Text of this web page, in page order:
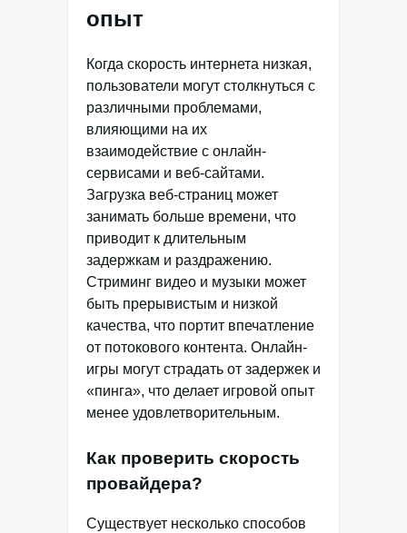
опыт
Когда скорость интернета низкая,
пользователи могут столкнуться с
различными проблемами,
влияющими на их
взаимодействие с онлайн-
сервисами и веб-сайтами.
Загрузка веб-страниц может
занимать больше времени, что
приводит к длительным
задержкам и раздражению.
Стриминг видео и музыки может
быть прерывистым и низкой
качества, что портит впечатление
от потокового контента. Онлайн-
игры могут страдать от задержек и
«пинга», что делает игровой опыт
менее удовлетворительным.
Как проверить скорость
провайдера?
Существует несколько способов